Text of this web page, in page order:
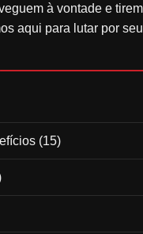
à vontade e
aqui para lutar por
(15)